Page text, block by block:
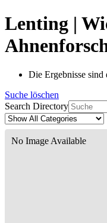
Lenting |
Die Ergebnisse
Suche löschen
Search Directory
No Image Available